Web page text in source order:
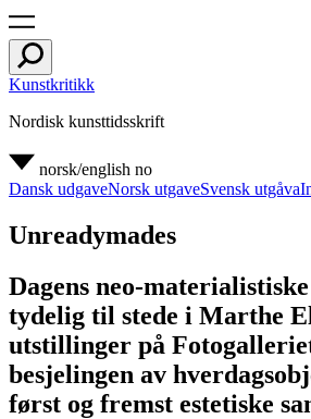
Kunstkritikk
Nordisk kunsttidsskrift
norsk/english no
Dansk udgaveNorsk utgaveSvensk utgåva
Unreadymades
Dagens neo-
tydelig til stede i Marthe
utstillinger på
besjelingen av
først og fremst estetiske